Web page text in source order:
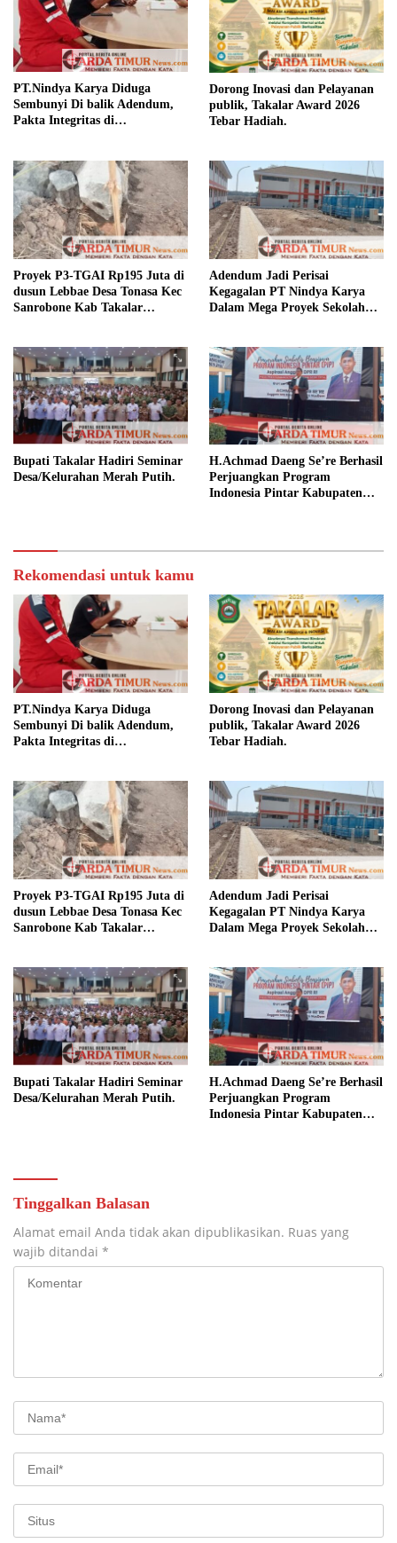
PT.Nindya Karya Diduga
Sembunyi Di balik Adendum,
Pakta Integritas di
Dorong Inovasi dan Pelayanan
publik, Takalar Award 2026
Tebar Hadiah.
Proyek P3-TGAI Rp195 Juta di
dusun Lebbae Desa Tonasa Kec
Sanrobone Kab Takalar
Adendum Jadi Perisai
Kegagalan PT Nindya Karya
Dalam Mega Proyek Sekolah
Bupati Takalar Hadiri Seminar
Desa/Kelurahan Merah Putih.
H.Achmad Daeng Se’re Berhasil
Perjuangkan Program
Indonesia Pintar Kabupaten
Rekomendasi untuk kamu
PT.Nindya Karya Diduga
Sembunyi Di balik Adendum,
Pakta Integritas di
Dorong Inovasi dan Pelayanan
publik, Takalar Award 2026
Tebar Hadiah.
Proyek P3-TGAI Rp195 Juta di
dusun Lebbae Desa Tonasa Kec
Sanrobone Kab Takalar
Adendum Jadi Perisai
Kegagalan PT Nindya Karya
Dalam Mega Proyek Sekolah
Bupati Takalar Hadiri Seminar
Desa/Kelurahan Merah Putih.
H.Achmad Daeng Se’re Berhasil
Perjuangkan Program
Indonesia Pintar Kabupaten
Tinggalkan Balasan
Alamat email Anda tidak akan dipublikasikan. Ruas yang
wajib ditandai *